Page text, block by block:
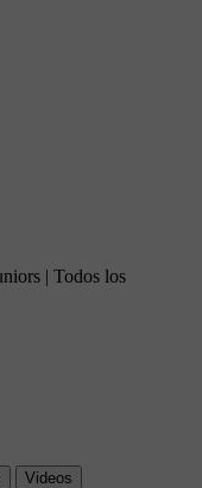
| Todos los
Videos